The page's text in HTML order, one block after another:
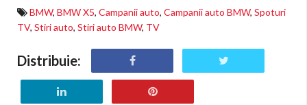
BMW, BMW X5, Campanii auto, Campanii auto BMW, Spoturi
TV, Stiri auto, Stiri auto BMW, TV
Distribuie: